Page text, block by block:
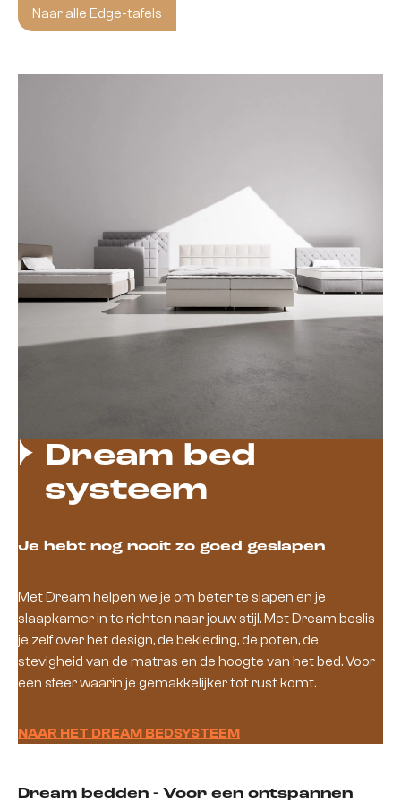
Naar alle Edge-tafels
Dream bed
systeem
Je hebt nog nooit zo goed geslapen
Met Dream helpen we je om beter te slapen en je
slaapkamer in te richten naar jouw stijl. Met Dream beslis
je zelf over het design, de bekleding, de poten, de
stevigheid van de matras en de hoogte van het bed. Voor
een sfeer waarin je gemakkelijker tot rust komt.
NAAR HET DREAM BEDSYSTEEM
Dream bedden - Voor een ontspannen